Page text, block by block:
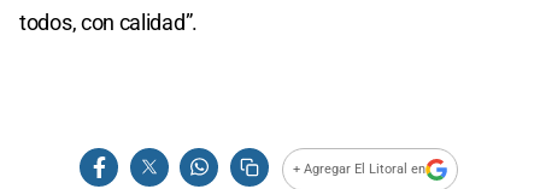
todos, con calidad”.
+ Agregar El Litoral en